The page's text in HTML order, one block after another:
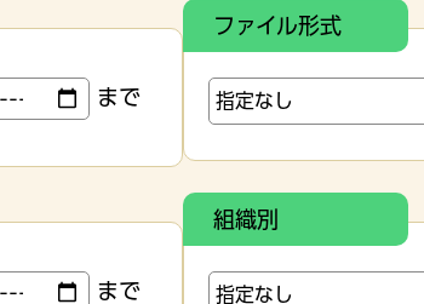
まで
ファイル形式
まで
組織別